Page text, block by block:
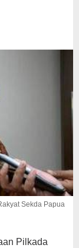
Sekda Papua
Pilkada